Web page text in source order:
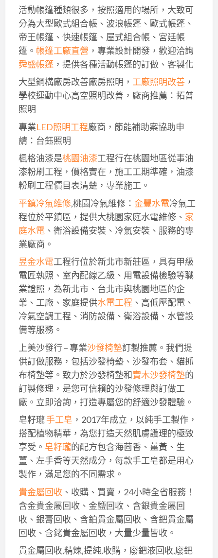
活動帳篷種類很多，按照適用的場所，大致可
分為大型歐式組合帳、波浪帳篷、歐式帳篷、
帝王帳篷、快速帳篷、屋式組合帳、宮廷帳
篷。 帳篷工廠直營 ，專業設計開發，歡迎洽詢
舜盛帳篷，提供各種活動帳篷的訂做、客製化
大型鋼構廠房改善廠房照明， 工廠照明改善，
學校運動中心高空照明改善，廠商推薦：拓普
照明
專業LED照明工程廠商，節能補助案協助申
請：台鈺照明
楓格油漆是桃園油漆工程行在桃園地區從事油
漆粉刷工程，價格實在，施工工期準確，油漆
粉刷工程價目表清楚，專業施工。
平鎮冷氣維修,桃園冷氣維修： 金豐水電冷氣工
程位於平鎮區，提供大桃園家庭水電維修、 家
庭水電、衛浴設備安裝、冷氣安裝、服務的專
業廠商。
昱金水電工程行位於新北市新莊區，具有甲級
電匠執照、室內配線乙級、用電設備檢驗等職
業證照，為新北市、台北市與桃園地區的企
業、工廠、家庭提供水電工程 、高低壓配電、
冷氣空調工程、消防設備、衛浴設備、水管設
備等服務。
上美沙發行 – 專業沙發椅墊訂製推薦。我們提
供訂做服務，包括沙發椅墊、沙發布套、貓抓
布椅墊等。致力於沙發椅墊和實木沙發椅墊的
訂製修理，是您可信賴的沙發修理與訂做工
廠。立即洽詢，打造專屬您的舒適沙發體驗。
皂籽瓏手工皂 ，2017年成立，以純手工製作，
搭配植物精華，為您打造天然肌膚護理的極致
享受。 皂籽瓏的配方包含海茴香、薑黃、生
薑、左手香等天然成分，每款手工皂都是用心
製作，滿足您的不同需求。
貴金屬回收、收購、買賣，24小時全省服務！
含金貴金屬回收、金鹽回收、含銀貴金屬回
收、銀膏回收、含鉑貴金屬回收、含鈀貴金屬
回收、含銠貴金屬回收，大量少量皆收。
貴金屬回收,精煉,提純,收購，廢鈀液回收,廢鈀